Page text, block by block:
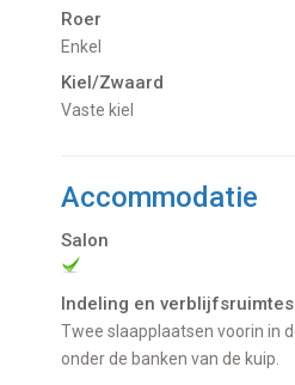
Roer
Enkel
Kiel/Zwaard
vaste kiel
Accommodatie
Salon
Indeling en verblijfsruimtes
Twee slaapplaatsen voorin in de boot en twee achterin
onder de banken van de kuip.